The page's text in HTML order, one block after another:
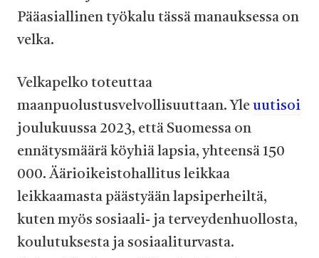
Pääasiallinen työkalu tässä manauksessa on
velka.
Velkapelko toteuttaa
maanpuolustusvelvollisuuttaan. Yle uutisoi
joulukuussa 2023, että Suomessa on
ennätysmäärä köyhiä lapsia, yhteensä 150
000. Äärioikeistohallitus leikkaa
leikkaamasta päästyään lapsiperheiltä,
kuten myös sosiaali- ja terveydenhuollosta,
koulutuksesta ja sosiaaliturvasta.